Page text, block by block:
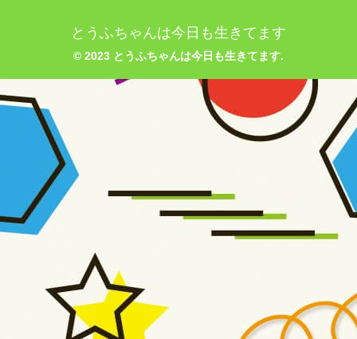
とうふちゃんは今日も生きてます
© 2023 とうふちゃんは今日も生きてます.